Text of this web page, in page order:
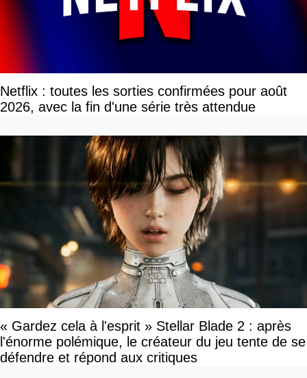
Netflix : toutes les sorties confirmées pour août
2026, avec la fin d'une série très attendue
« Gardez cela à l'esprit » Stellar Blade 2 : après
l'énorme polémique, le créateur du jeu tente de se
défendre et répond aux critiques